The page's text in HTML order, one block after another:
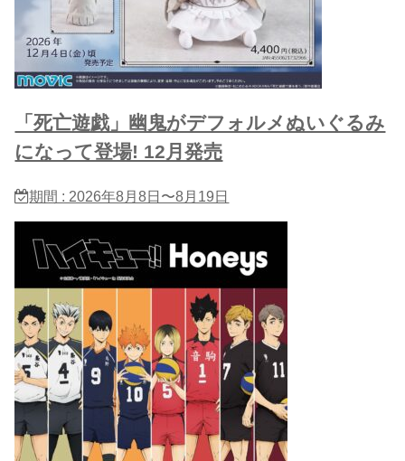
「死亡遊戯」幽鬼がデフォルメぬいぐるみ
になって登場! 12月発売
期間 : 2026年8月8日〜8月19日